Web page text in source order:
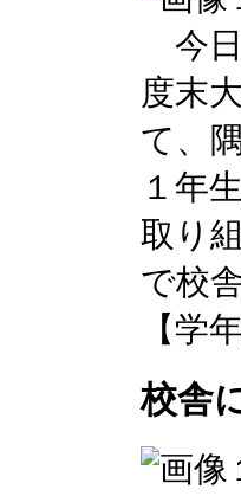
今日
度末
て、
１年
取り
で校
【学
校舎